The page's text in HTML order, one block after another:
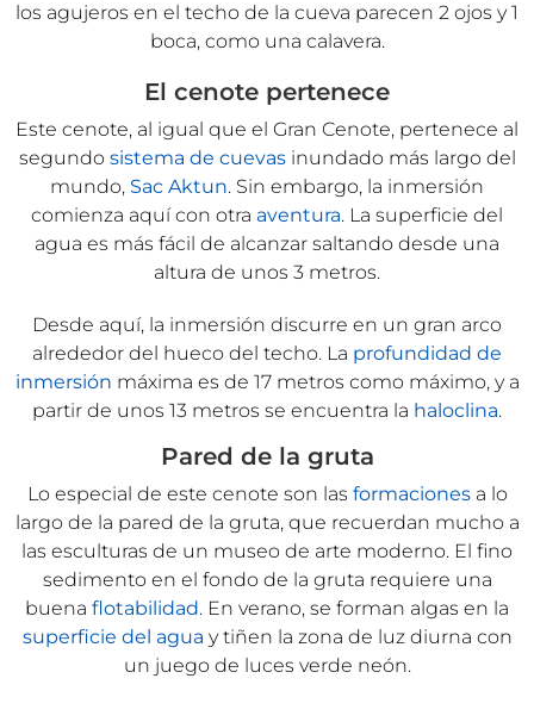
los agujeros en el techo de la cueva parecen 2 ojos y 1
boca, como una calavera.
El cenote pertenece
Este cenote, al igual que el Gran Cenote, pertenece al
segundo sistema de cuevasinundado más largo del
mundo, Sac Aktun. Sin embargo, la inmersión
comienza aquí con otra aventura. La superficie del
agua es más fácil de alcanzar saltando desde una
altura de unos 3 metros.
Desde aquí, la inmersión discurre en un gran arco
alrededor del hueco del techo. La profundidad de
inmersión máxima es de 17 metros como máximo, y a
partir de unos 13 metros se encuentra la haloclina.
Pared de la gruta
Lo especial de este cenote son las formacionesa lo
largo de la pared de la gruta, que recuerdan mucho a
las esculturas de un museo de arte moderno. El fino
sedimento en el fondo de la gruta requiere una
buena flotabilidad. En verano, se forman algas en la
superficie del agua y tiñen la zona de luz diurna con
un juego de luces verde neón.